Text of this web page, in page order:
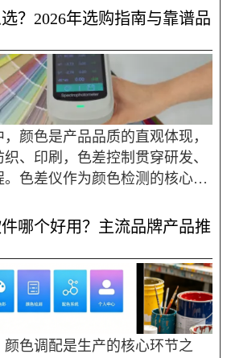
升调色效率和准确率，是色彩管
？2026年选购指南与靠谱品
颜色是产品品质的直观体现，
、印刷，色差控制贯穿研发、
色差仪作为颜色检测的核心设
直接影响产品一致性。面对市
号，如何挑选适配自身需求的设
技...
哪个好用？主流品牌产品推
色调配是生产的核心环节之